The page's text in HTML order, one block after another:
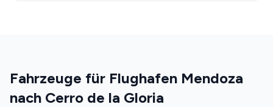
Fahrzeuge für Flughafen Mendoza
nach Cerro de la Gloria